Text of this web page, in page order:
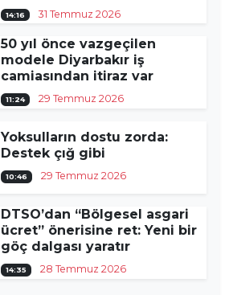
14:16 31 Temmuz 2026
50 yıl önce vazgeçilen
modele Diyarbakır iş
camiasından itiraz var
11:24 29 Temmuz 2026
Yoksulların dostu zorda:
Destek çığ gibi
10:46 29 Temmuz 2026
DTSO’dan “Bölgesel asgari
ücret” önerisine ret: Yeni bir
göç dalgası yaratır
14:35 28 Temmuz 2026